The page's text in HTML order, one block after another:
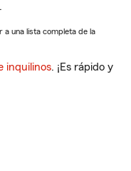
a una lista completa de la
inquilinos. ¡Es rápido y